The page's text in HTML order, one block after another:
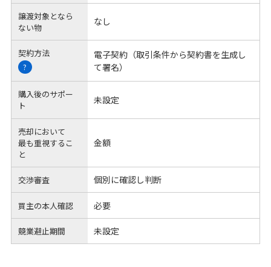
譲渡対象となら
ない物
なし
契約方法
?
電子契約（取引条件から契約書を生成し
て署名）
購入後のサポー
ト
未設定
売却において
最も重視するこ
と
金額
交渉審査 個別に確認し判断
買主の本人確認 必要
競業避止期間 未設定